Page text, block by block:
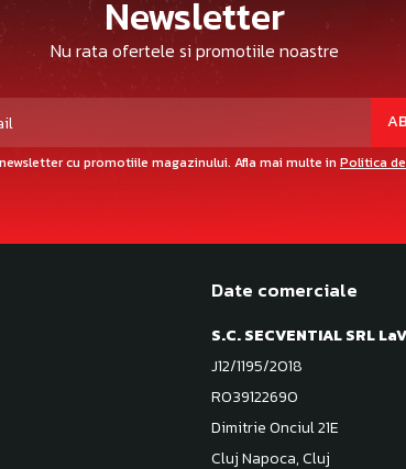
Newsletter
Nu rata ofertele si promotiile noastre
cu promotiile magazinului. Afla mai multe in Politica
Date comerciale
S.C. SECVENTIAL SRL
J12/1195/2018
RO39122690
Dimitrie Onciul 21E
Cluj Napoca, Cluj